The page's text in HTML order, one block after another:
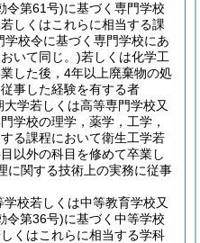
令第61号)に基づく専門学校
しくはこれらに相当する課
学校令に基づく専門学校にあ
いて同じ。)若しくは化学工
した後，4年以上廃棄物の処
事した経験を有する者
学若しくは高等専門学校又
学校の理学，薬学，工学，
る課程において衛生工学若
以外の科目を修めて卒業し
に関する技術上の実務に従事
校若しくは中等教育学校又
令第36号)に基づく中等学校
くはこれらに相当する学科